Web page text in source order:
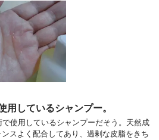
用しているシャンプー。
使用しているシャンプーだそう。天然成
スよく配合してあり、過剰な皮脂をきち